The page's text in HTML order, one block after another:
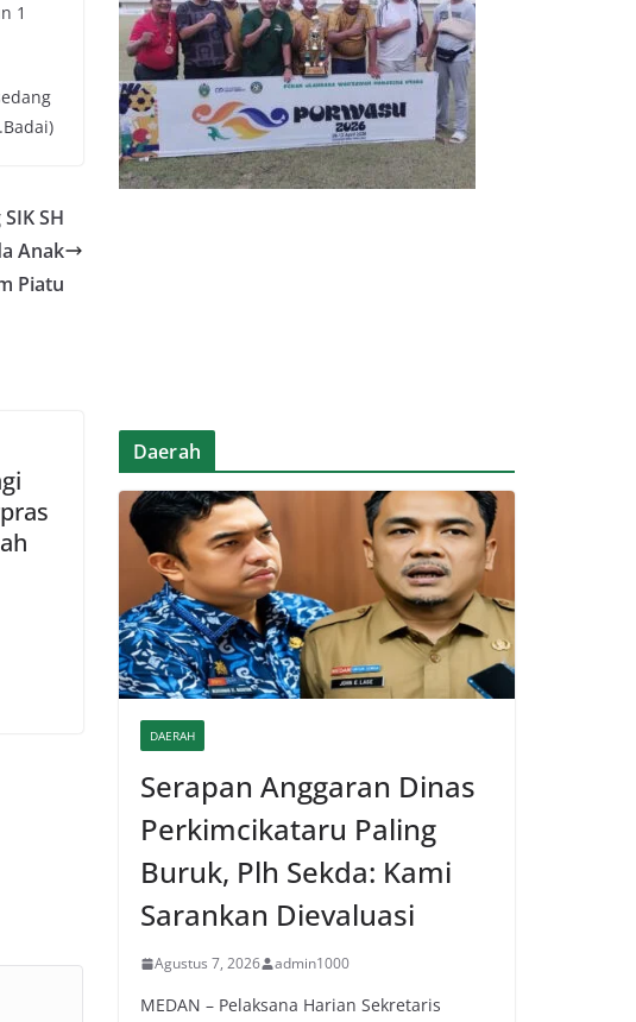
1
SH
Anak
Piatu
Daerah
DAERAH
Serapan Anggaran Dinas
Perkimcikataru Paling
Buruk, Plh Sekda: Kami
Sarankan Dievaluasi
Agustus 7, 2026 admin1000
MEDAN – Pelaksana Harian Sekretaris